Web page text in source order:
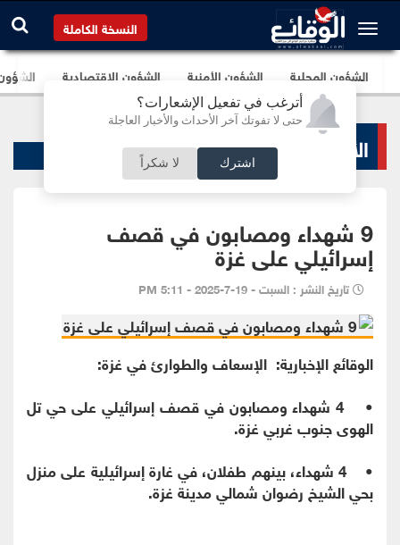
أترغب في تفعيل الإشعارات؟
حتى لا تفوتك آخر الأحداث والأخبار العاجلة
اشترك لا شكراً
النسخة الكاملة
الشؤون المحلية الشؤون الأمنية الشؤون الإقتصادية
الأخبار السياسية
9 شهداء ومصابون في قصف
إسرائيلي على غزة
تاريخ النشر : السبت - 19-7-2025 - 5:11 PM
الوقائع الإخبارية: الإسعاف والطوارئ في غزة:
• 4 شهداء ومصابون في قصف إسرائيلي على حي تل
الهوى جنوب غربي غزة.
• 4 شهداء، بينهم طفلان، في غارة إسرائيلية على منزل
بحي الشيخ رضوان شمالي مدينة غزة.